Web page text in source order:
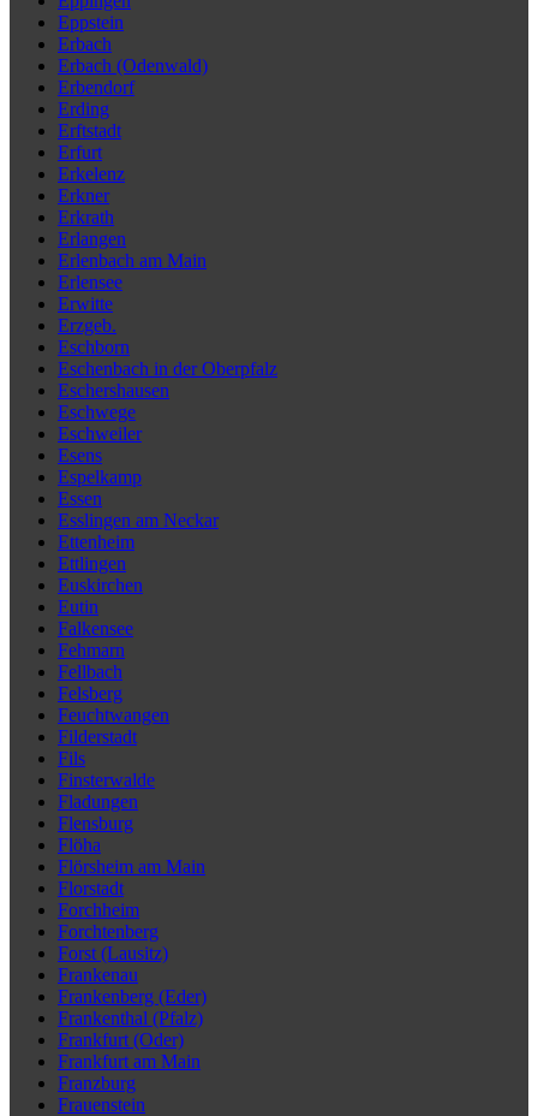
Eppstein
Erbach
Erbach (Odenwald)
Erbendorf
Erding
Erftstadt
Erfurt
Erkelenz
Erkner
Erkrath
Erlangen
Erlenbach am Main
Erlensee
Erwitte
Erzgeb.
Eschborn
Eschenbach in der Oberpfalz
Eschershausen
Eschwege
Eschweiler
Esens
Espelkamp
Essen
Esslingen am Neckar
Ettenheim
Ettlingen
Euskirchen
Eutin
Falkensee
Fehmarn
Fellbach
Felsberg
Feuchtwangen
Filderstadt
Fils
Finsterwalde
Fladungen
Flensburg
Flöha
Flörsheim am Main
Florstadt
Forchheim
Forchtenberg
Forst (Lausitz)
Frankenau
Frankenberg (Eder)
Frankenthal (Pfalz)
Frankfurt (Oder)
Frankfurt am Main
Franzburg
Frauenstein